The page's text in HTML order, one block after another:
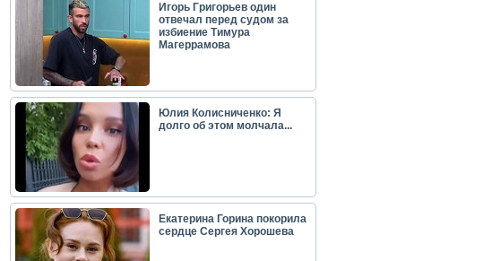
Игорь Григорьев один
отвечал перед судом за
избиение Тимура
Магеррамова
Юлия Колисниченко: Я
долго об этом молчала...
Екатерина Горина покорила
сердце Сергея Хорошева